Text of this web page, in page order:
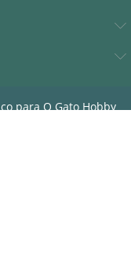
para O Gato Hobby